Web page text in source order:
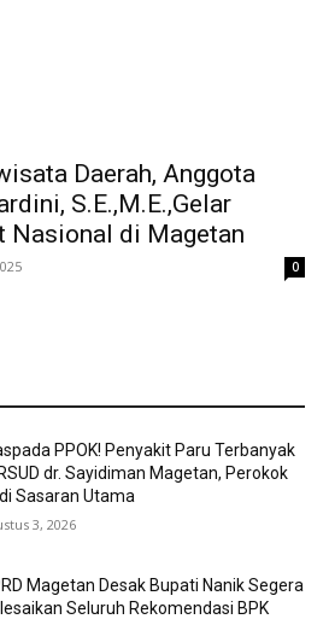
Daerah, Anggota
S.E.,M.E.,Gelar
Nasional di Magetan
0
PPOK! Penyakit Paru Terbanyak
dr. Sayidiman Magetan, Perokok
Sasaran Utama
3, 2026
Magetan Desak Bupati Nanik Segera
Seluruh Rekomendasi BPK